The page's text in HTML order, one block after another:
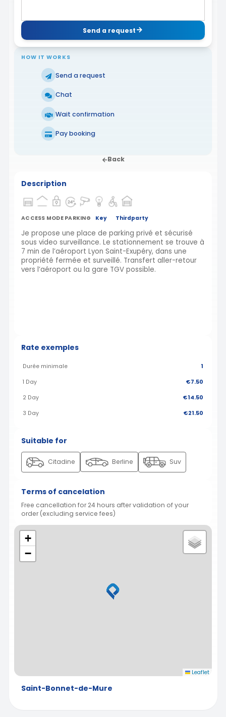
Send a request
HOW IT WORKS
Send a request
Chat
Wait confirmation
Pay booking
Back
Description
ACCESS MODE PARKING Key Thirdparty
Je propose une place de parking privé et sécurisé
sous video surveillance. Le stationnement se trouve à
7 min de l’aéroport Lyon Saint-Exupéry, dans une
propriété fermée et surveillé. Transfert aller-retour
vers l’aéroport ou la gare TGV possible.
Rate exemples
Durée minimale 1
1 Day €7.50
2 Day €14.50
3 Day €21.50
Suitable for
Citadine Berline Suv
Terms of cancelation
Free cancellation for 24 hours after validation of your
order (excluding service fees)
+
−
Leaflet
Saint-Bonnet-de-Mure